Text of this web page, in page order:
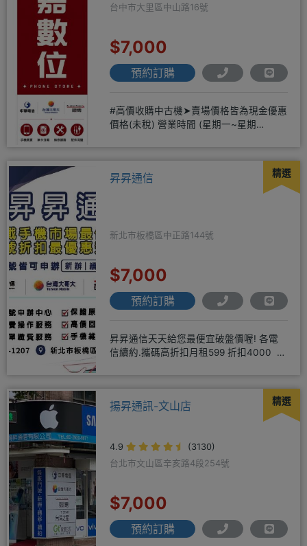
台中市大里區中山路16號
$7,000
預約訂購
#高價收購中古機➤賣場價格皆為現金優惠
價格(未稅) 營業時間 (星期一~星期
精選
昇昇通信
新北市板橋區中正路144號
$7,000
預約訂購
昇昇通信天天給您最便宜破盤價喔! 各電
信續約.攜碼高折扣月租599 折扣4000 月
精選
揚昇通訊-文山店
4.9
(3130)
台北市文山區辛亥路4段254號
$7,000
預約訂購